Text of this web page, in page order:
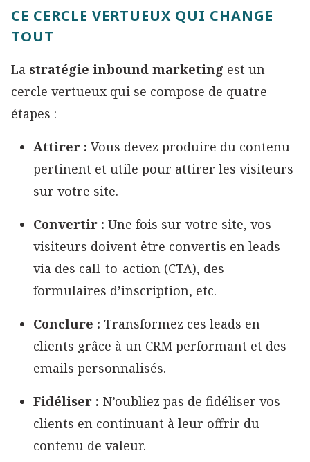
CE CERCLE VERTUEUX QUI CHANGE
TOUT
La stratégie inbound marketing est un
cercle vertueux qui se compose de quatre
étapes :
Attirer : Vous devez produire du contenu
pertinent et utile pour attirer les visiteurs
sur votre site.
Convertir : Une fois sur votre site, vos
visiteurs doivent être convertis en leads
via des call-to-action (CTA), des
formulaires d’inscription, etc.
Conclure : Transformez ces leads en
clients grâce à un CRM performant et des
emails personnalisés.
Fidéliser : N’oubliez pas de fidéliser vos
clients en continuant à leur offrir du
contenu de valeur.